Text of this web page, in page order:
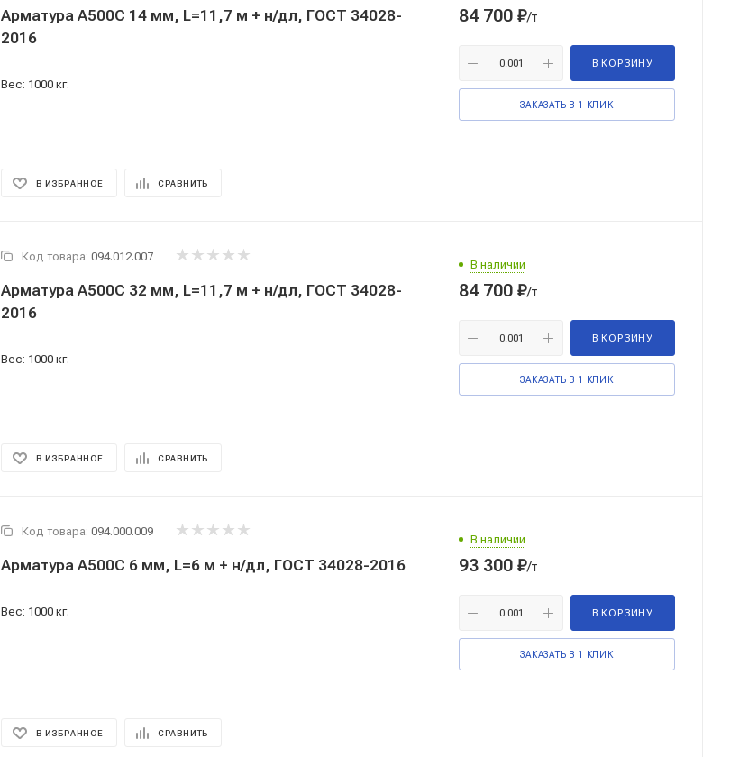
Арматура А500С 14 мм, L=11,7 м + н/дл, ГОСТ 34028-
2016
Вес: 1000 кг.
В ИЗБРАННОЕ СРАВНИТЬ
84 700 ₽/т
В КОРЗИНУ
ЗАКАЗАТЬ В 1 КЛИК
Код товара: 094.012.007
Арматура А500С 32 мм, L=11,7 м + н/дл, ГОСТ 34028-
2016
Вес: 1000 кг.
В ИЗБРАННОЕ СРАВНИТЬ
В наличии
84 700 ₽/т
В КОРЗИНУ
ЗАКАЗАТЬ В 1 КЛИК
Код товара: 094.000.009
Арматура А500С 6 мм, L=6 м + н/дл, ГОСТ 34028-2016
Вес: 1000 кг.
В ИЗБРАННОЕ СРАВНИТЬ
В наличии
93 300 ₽/т
В КОРЗИНУ
ЗАКАЗАТЬ В 1 КЛИК